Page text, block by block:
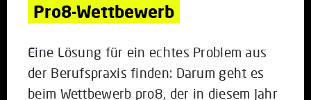
Pro8-Wettbewerb
Eine Lösung für ein echtes Problem aus
der Berufspraxis finden: Darum geht es
beim Wettbewerb pro8, der in diesem Jahr